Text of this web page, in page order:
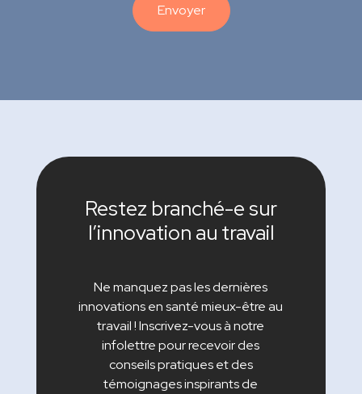
Envoyer
Restez branché-e sur
l’innovation au travail
Ne manquez pas les dernières
innovations en santé mieux-être au
travail ! Inscrivez-vous à notre
infolettre pour recevoir des
conseils pratiques et des
témoignages inspirants de